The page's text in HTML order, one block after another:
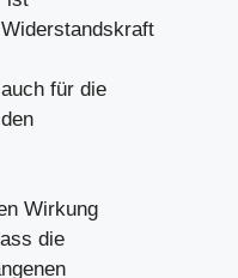
für die
Wirkung
die